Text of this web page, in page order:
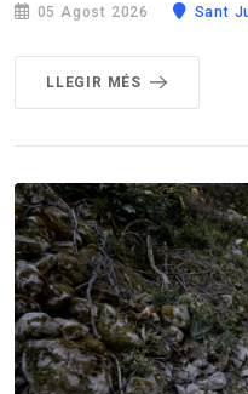
05 Agost 2026 Sant
LLEGIR MÉS